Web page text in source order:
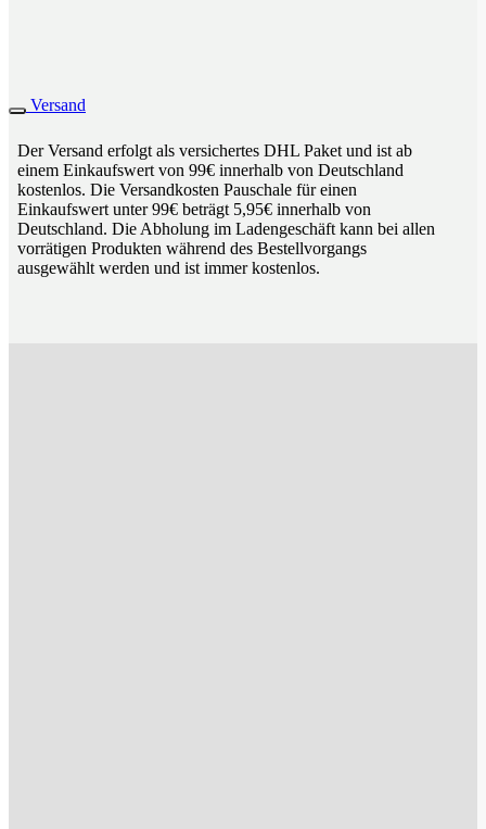
Versand
Der Versand erfolgt als versichertes DHL Paket und ist ab
einem Einkaufswert von 99€ innerhalb von Deutschland
kostenlos. Die Versandkosten Pauschale für einen
Einkaufswert unter 99€ beträgt 5,95€ innerhalb von
Deutschland. Die Abholung im Ladengeschäft kann bei allen
vorrätigen Produkten während des Bestellvorgangs
ausgewählt werden und ist immer kostenlos.